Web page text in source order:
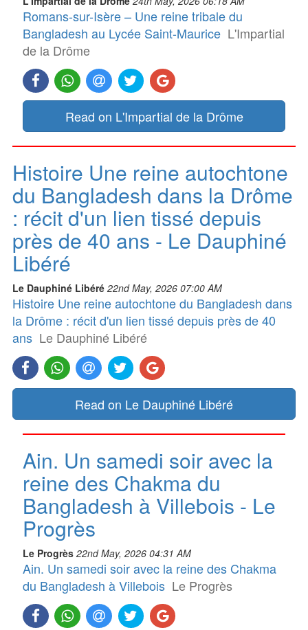
Romans-sur-Isère – Une reine tribale du
Bangladesh au Lycée Saint-Maurice L'Impartial
de la Drôme
Read on L'Impartial de la Drôme
Histoire Une reine autochtone
du Bangladesh dans la Drôme
: récit d'un lien tissé depuis
près de 40 ans - Le Dauphiné
Libéré
Le Dauphiné Libéré 22nd May, 2026 07:00 AM
Histoire Une reine autochtone du Bangladesh dans
la Drôme : récit d'un lien tissé depuis près de 40
ans Le Dauphiné Libéré
Read on Le Dauphiné Libéré
Ain. Un samedi soir avec la
reine des Chakma du
Bangladesh à Villebois - Le
Progrès
Le Progrès 22nd May, 2026 04:31 AM
Ain. Un samedi soir avec la reine des Chakma
du Bangladesh à Villebois Le Progrès